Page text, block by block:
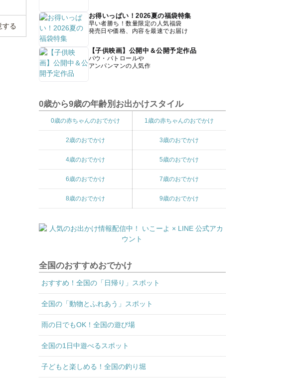
する
お得いっぱい！2026夏の福袋特集
早い者勝ち！数量限定の人気福袋
発売日や価格、内容を最速でお届け
【子供映画】公開中＆公開予定作品
パウ・パトロールや
アンパンマンの人気作
0歳から9歳の年齢別お出かけスタイル
0歳の赤ちゃんのおでかけ 1歳の赤ちゃんのおでかけ
2歳のおでかけ 3歳のおでかけ
4歳のおでかけ 5歳のおでかけ
6歳のおでかけ 7歳のおでかけ
8歳のおでかけ 9歳のおでかけ
全国のおすすめおでかけ
おすすめ！全国の「日帰り」スポット
全国の「動物とふれあう」スポット
雨の日でもOK！全国の遊び場
全国の1日中遊べるスポット
子どもと楽しめる！全国の釣り堀